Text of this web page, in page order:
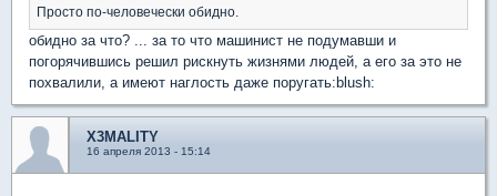
Просто по-человечески обидно.
обидно за что? ... за то что машинист не подумавши и
погорячившись решил рискнуть жизнями людей, а его за это не
похвалили, а имеют наглость даже поругать:blush:
X3MALITY
16 апреля 2013 - 15:14